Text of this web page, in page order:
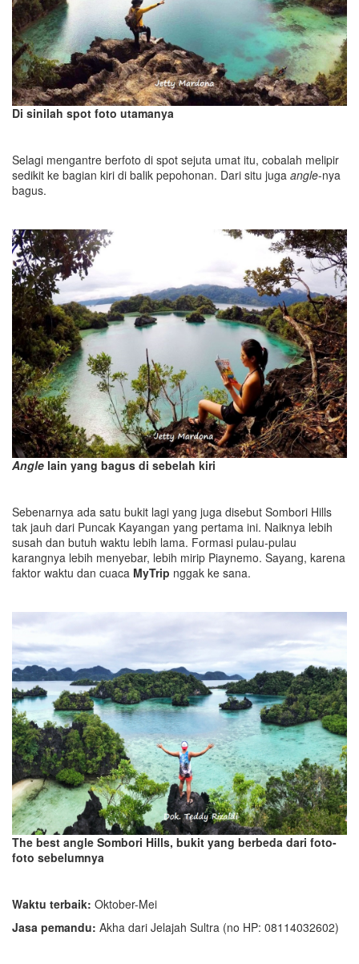
Di sinilah spot foto utamanya
Selagi mengantre berfoto di spot sejuta umat itu, cobalah melipir
sedikit ke bagian kiri di balik pepohonan. Dari situ juga angle-nya
bagus.
Angle lain yang bagus di sebelah kiri
Sebenarnya ada satu bukit lagi yang juga disebut Sombori Hills
tak jauh dari Puncak Kayangan yang pertama ini. Naiknya lebih
susah dan butuh waktu lebih lama. Formasi pulau-pulau
karangnya lebih menyebar, lebih mirip Piaynemo. Sayang, karena
faktor waktu dan cuaca MyTrip nggak ke sana.
The best angle Sombori Hills, bukit yang berbeda dari foto-
foto sebelumnya
Waktu terbaik: Oktober-Mei
Jasa pemandu: Akha dari Jelajah Sultra (no HP: 08114032602)